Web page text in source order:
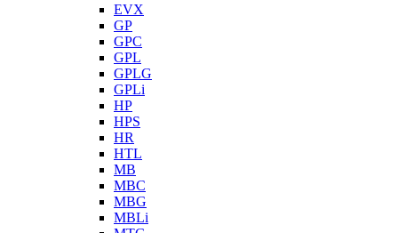
EVX
GP
GPC
GPL
GPLG
GPLi
HP
HPS
HR
HTL
MB
MBC
MBG
MBLi